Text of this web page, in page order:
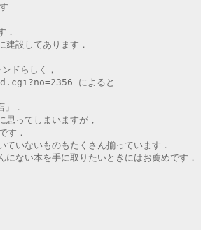
．
設してあります．
ドらしく，
によると
．
ってしまいますが，
す．
いないものもたくさん揃っています．
ない本を手に取りたいときにはお薦めです．